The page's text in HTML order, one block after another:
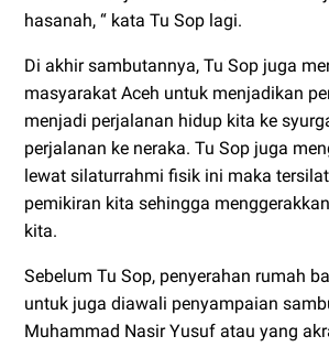
hasanah, “ kata Tu Sop lagi.
Di akhir sambutannya, Tu Sop juga
masyarakat Aceh untuk menjadikan
menjadi perjalanan hidup kita ke
perjalanan ke neraka. Tu Sop juga
lewat silaturrahmi fisik ini maka
pemikiran kita sehingga
kita.
Sebelum Tu Sop, penyerahan rumah
untuk juga diawali penyampaian
Muhammad Nasir Yusuf atau yang